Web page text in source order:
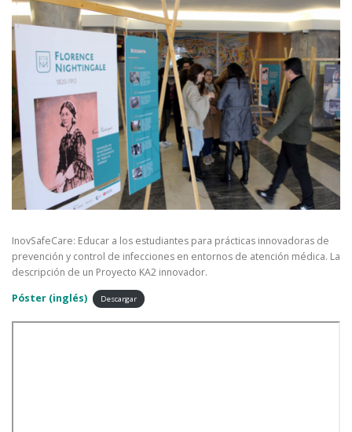
InovSafeCare: Educar a los estudiantes para prácticas innovadoras de
prevención y control de infecciones en entornos de atención médica. La
descripción de un Proyecto KA2 innovador.
Póster (inglés)
Descargar